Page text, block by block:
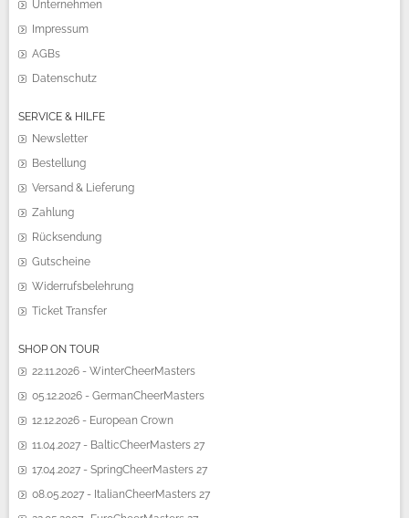
Unternehmen
Impressum
AGBs
Datenschutz
SERVICE & HILFE
Newsletter
Bestellung
Versand & Lieferung
Zahlung
Rücksendung
Gutscheine
Widerrufsbelehrung
Ticket Transfer
SHOP ON TOUR
22.11.2026 - WinterCheerMasters
05.12.2026 - GermanCheerMasters
12.12.2026 - European Crown
11.04.2027 - BalticCheerMasters 27
17.04.2027 - SpringCheerMasters 27
08.05.2027 - ItalianCheerMasters 27